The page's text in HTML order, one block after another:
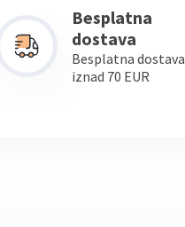
Besplatna
dostava
Besplatna dostava
iznad 70 EUR